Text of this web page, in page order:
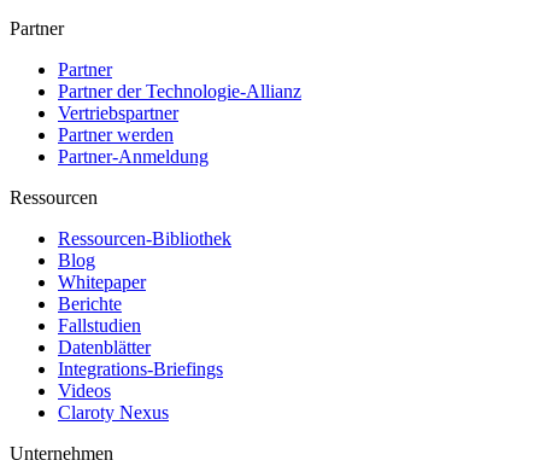
Partner
Partner
Partner der Technologie-Allianz
Vertriebspartner
Partner werden
Partner-Anmeldung
Ressourcen
Ressourcen-Bibliothek
Blog
Whitepaper
Berichte
Fallstudien
Datenblätter
Integrations-Briefings
Videos
Claroty Nexus
Unternehmen